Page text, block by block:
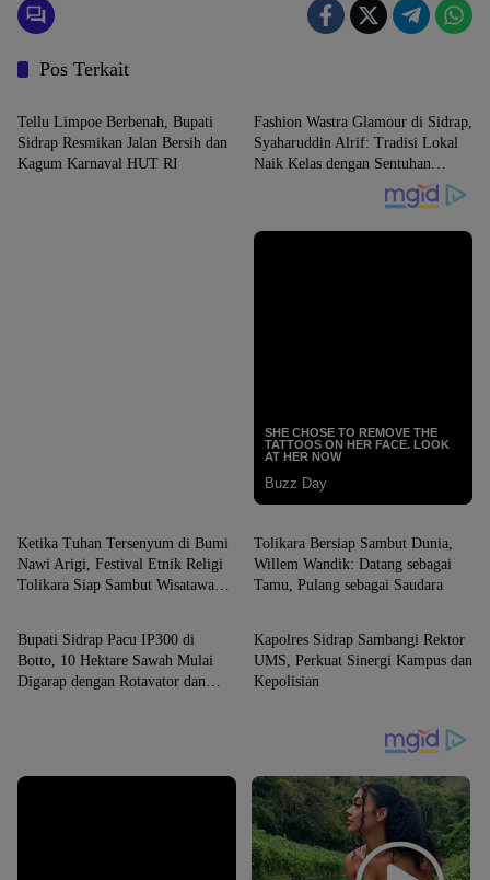
Pos Terkait
SIDRAP
Tellu Limpoe Berbenah, Bupati
Sidrap Resmikan Jalan Bersih dan
Kagum Karnaval HUT RI
Fashion Wastra Glamour di Sidrap,
Syaharuddin Alrif: Tradisi Lokal
Naik Kelas dengan Sentuhan
Ketika Tuhan Tersenyum di Bumi
Nawi Arigi, Festival Etnik Religi
Tolikara Siap Sambut Wisatawan
Tolikara Bersiap Sambut Dunia,
Willem Wandik: Datang sebagai
Tamu, Pulang sebagai Saudara
SIDRAP
Bupati Sidrap Pacu IP300 di
Botto, 10 Hektare Sawah Mulai
Digarap dengan Rotavator dan
SIDRAP
Kapolres Sidrap Sambangi Rektor
UMS, Perkuat Sinergi Kampus dan
Kepolisian